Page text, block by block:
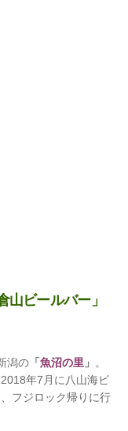
ビールバー」
潟の 「魚沼の里 」 。
年7月に八山海ビ
フジロック帰りに行